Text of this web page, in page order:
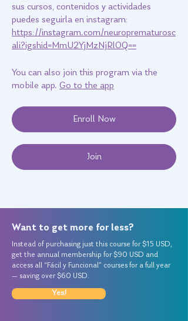
sus cursos, contenidos y actividades
puedes seguirla en instagram:
https://instagram.com/neuroprematurosc
ali?igshid=MmU2YjMzNjRlOQ==
You can also join this program via the
mobile app. Go to the app
Enroll Now
Join
Want to get more for less?
Instead of purchasing just this course for $15 USD,
get the annual membership for $90 USD and
access all “Fácil y Funcional” courses for a full year
— saving over $60 USD.
Yes!